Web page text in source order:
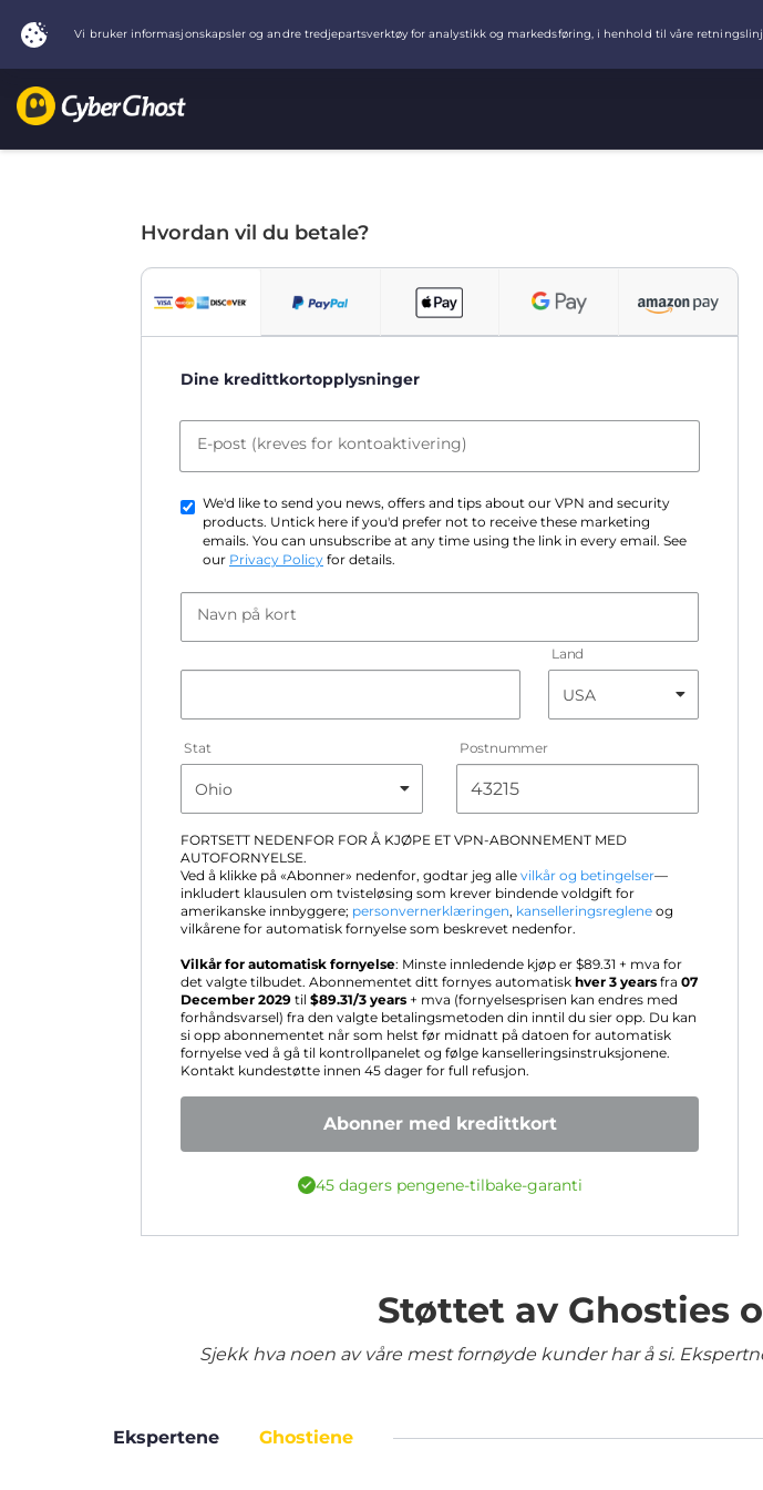
Hvordan vil du betale?
Dine kredittkortopplysninger
E-post (kreves for kontoaktivering)
We'd like to send you news, offers and tips about our VPN and security
products. Untick here if you'd prefer not to receive these marketing
emails. You can unsubscribe at any time using the link in every email. See
our Privacy Policy for details.
Navn på kort
Land
Stat Postnummer
FORTSETT NEDENFOR FOR Å KJØPE ET VPN-ABONNEMENT MED
AUTOFORNYELSE.
Ved å klikke på «Abonner» nedenfor, godtar jeg alle vilkår og betingelser—
inkludert klausulen om tvisteløsing som krever bindende voldgift for
amerikanske innbyggere; personvernerklæringen, kanselleringsreglene og
vilkårene for automatisk fornyelse som beskrevet nedenfor.
Vilkår for automatisk fornyelse: Minste innledende kjøp er $89.31 + mva for
det valgte tilbudet. Abonnementet ditt fornyes automatisk hver 3 years fra 07
December 2029 til $89.31/3 years + mva (fornyelsesprisen kan endres med
forhåndsvarsel) fra den valgte betalingsmetoden din inntil du sier opp. Du kan
si opp abonnementet når som helst før midnatt på datoen for automatisk
fornyelse ved å gå til kontrollpanelet og følge kanselleringsinstruksjonene.
Kontakt kundestøtte innen 45 dager for full refusjon.
Abonner med kredittkort
45 dagers pengene-tilbake-garanti
Støttet av Ghosties
Sjekk hva noen av våre mest fornøyde kunder har å si.
Ekspertene Ghostiene